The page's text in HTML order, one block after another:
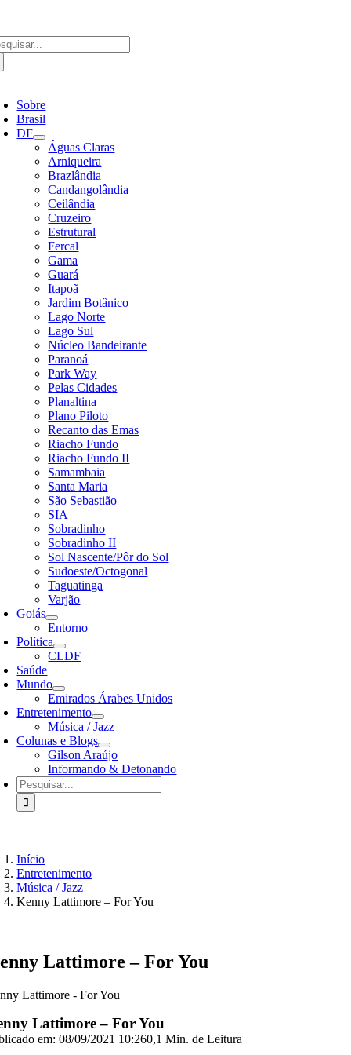
o
conteúdo
Sobre
Brasil
DF
Águas Claras
Arniqueira
Brazlândia
Candangolândia
Ceilândia
Cruzeiro
Estrutural
Fercal
Gama
Guará
Itapoã
Jardim Botânico
Lago Norte
Lago Sul
Núcleo Bandeirante
Paranoá
Park Way
Pelas Cidades
Planaltina
Plano Piloto
Recanto das Emas
Riacho Fundo
Riacho Fundo II
Samambaia
Santa Maria
São Sebastião
SIA
Sobradinho
Sobradinho II
Sol Nascente/Pôr do Sol
Sudoeste/Octogonal
Taguatinga
Varjão
Goiás
Entorno
Política
CLDF
Saúde
Mundo
Emirados Árabes Unidos
Entretenimento
Música / Jazz
Colunas e Blogs
Gilson Araújo
Informando & Detonando
Buscar
resultados
para:
Início
Entretenimento
Música / Jazz
Kenny Lattimore – For You
Lattimore – For You
Lattimore - For You
Lattimore – For You
em: 08/09/2021 10:260,1 Min. de Leitura